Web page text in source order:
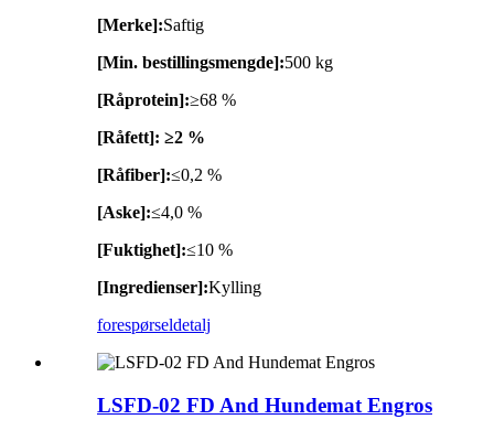
[Merke]:Saftig
[Min. bestillingsmengde]:500 kg
[Råprotein]:≥68 %
[Råfett]: ≥2 %
[Råfiber]:≤0,2 %
[Aske]:≤4,0 %
[Fuktighet]:≤10 %
[Ingredienser]:Kylling
forespørseldetalj
LSFD-02 FD And Hundemat Engros